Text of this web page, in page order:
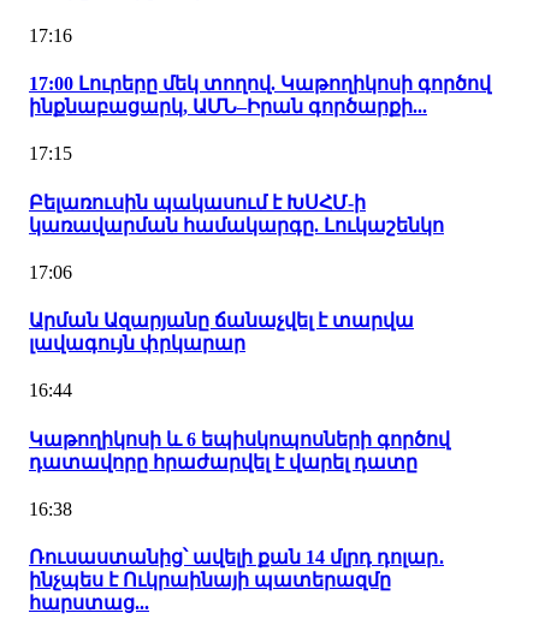
17:16
17:00 Լուրերը մեկ տողով. Կաթողիկոսի գործով
ինքնաբացարկ, ԱՄՆ–Իրան գործարքի...
17:15
Բելառուսին պակասում է ԽՍՀՄ-ի
կառավարման համակարգը. Լուկաշենկո
17:06
Արման Ազարյանը ճանաչվել է տարվա
լավագույն փրկարար
16:44
Կաթողիկոսի և 6 եպիսկոպոսների գործով
դատավորը հրաժարվել է վարել դատը
16:38
Ռուսաստանից՝ ավելի քան 14 մլրդ դոլար․
ինչպես է Ուկրաինայի պատերազմը
հարստաց...